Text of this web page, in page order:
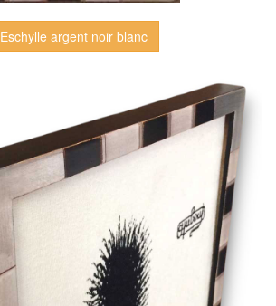
Eschylle argent noir blanc